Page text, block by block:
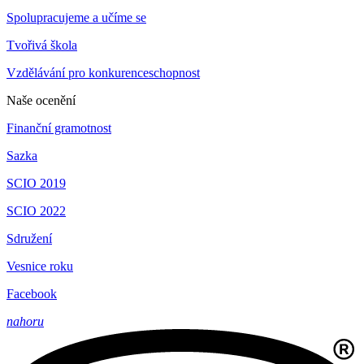
Spolupracujeme a učíme se
Tvořivá škola
Vzdělávání pro konkurenceschopnost
Naše ocenění
Finanční gramotnost
Sazka
SCIO 2019
SCIO 2022
Sdružení
Vesnice roku
Facebook
nahoru